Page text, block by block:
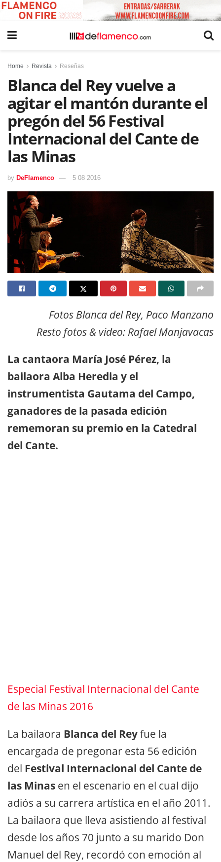
Home Revista Reseñas
Blanca del Rey vuelve a
agitar el mantón durante el
pregón del 56 Festival
Internacional del Cante de
las Minas
by DeFlamenco 5 08 2016
Fotos Blanca del Rey, Paco Manzano
Resto fotos & video: Rafael Manjavacas
La cantaora María José Pérez, la
bailaora Alba Heredia y el
instrumentista Gautama del Campo,
ganadores de la pasada edición
rememoran su premio en la Catedral
del Cante.
Especial Festival Internacional del Cante
de las Minas 2016
La bailaora Blanca del Reyfue la
encargada de pregonar esta 56 edición
del Festival Internacional del Cante de
las Minas en el escenario en el cual dijo
adiós a su carrera artística en el año 2011.
La bailaora que lleva asistiendo al festival
desde los años 70 junto a su marido Don
Manuel del Rey, recordó con emoción al